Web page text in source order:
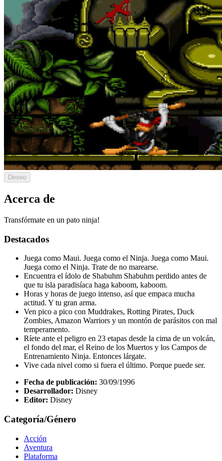
Deseo
Acerca de
Transfórmate en un pato ninja!
Destacados
Juega como Maui. Juega como el Ninja. Juega como Maui.
Juega como el Ninja. Trate de no marearse.
Encuentra el ídolo de Shabuhm Shabuhm perdido antes de
que tu isla paradisíaca haga kaboom, kaboom.
Horas y horas de juego intenso, así que empaca mucha
actitud. Y tu gran arma.
Ven pico a pico con Muddrakes, Rotting Pirates, Duck
Zombies, Amazon Warriors y un montón de parásitos con mal
temperamento.
Ríete ante el peligro en 23 etapas desde la cima de un volcán,
el fondo del mar, el Reino de los Muertos y los Campos de
Entrenamiento Ninja. Entonces lárgate.
Vive cada nivel como si fuera el último. Porque puede ser.
Fecha de publicación: 30/09/1996
Desarrollador: Disney
Editor: Disney
Categoría/Género
Acción
Aventura
Plataforma